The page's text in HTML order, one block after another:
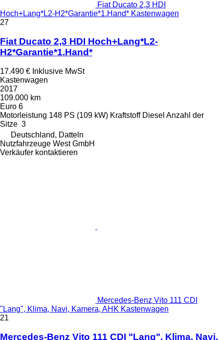
Fiat Ducato 2,3 HDI
Hoch+Lang*L2-H2*Garantie*1.Hand* Kastenwagen
27
Fiat Ducato 2,3 HDI Hoch+Lang*L2-
H2*Garantie*1.Hand*
17.490 € Inklusive MwSt
Kastenwagen
2017
109.000 km
Euro 6
Motorleistung 148 PS (109 kW) Kraftstoff Diesel Anzahl der
Sitze 3
Deutschland, Datteln
Nutzfahrzeuge West GmbH
Verkäufer kontaktieren
Mercedes-Benz Vito 111 CDI
"Lang", Klima, Navi, Kamera, AHK Kastenwagen
21
Mercedes-Benz Vito 111 CDI "Lang", Klima, Navi,